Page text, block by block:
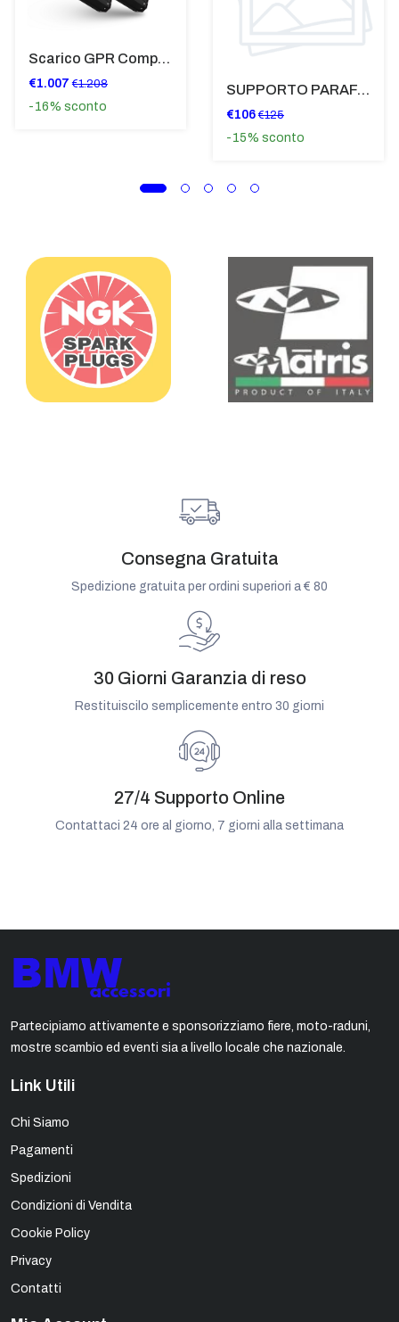
Scarico GPR Compatibile Con Bmw K 1600 Gt 2017-2021 - Hyper Sonic Black Titanium
€1.007 €1.208
-16% sconto
SUPPORTO PARAFANGO POSTERIORE BMW F900XR
€106 €125
-15% sconto
Consegna Gratuita
Spedizione gratuita per ordini superiori a € 80
30 Giorni Garanzia di reso
Restituiscilo semplicemente entro 30 giorni
27/4 Supporto Online
Contattaci 24 ore al giorno, 7 giorni alla settimana
Partecipiamo attivamente e sponsorizziamo fiere, moto-raduni,
mostre scambio ed eventi sia a livello locale che nazionale.
Link Utili
Chi Siamo
Pagamenti
Spedizioni
Condizioni di Vendita
Cookie Policy
Privacy
Contatti